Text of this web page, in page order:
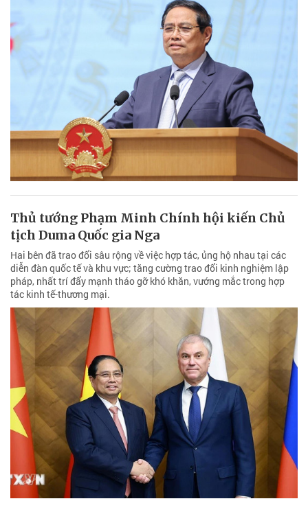
Thủ tướng Phạm Minh Chính hội kiến Chủ
tịch Duma Quốc gia Nga
Hai bên đã trao đổi sâu rộng về việc hợp tác, ủng hộ nhau tại các
diễn đàn quốc tế và khu vực; tăng cường trao đổi kinh nghiệm lập
pháp, nhất trí đẩy mạnh tháo gỡ khó khăn, vướng mắc trong hợp
tác kinh tế-thương mại.